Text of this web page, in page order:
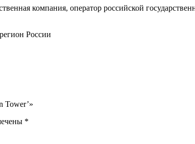
компания, оператор российской
России
Tower’»
*